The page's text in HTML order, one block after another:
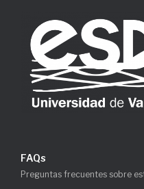
FAQs
Preguntas frecuentes sobre